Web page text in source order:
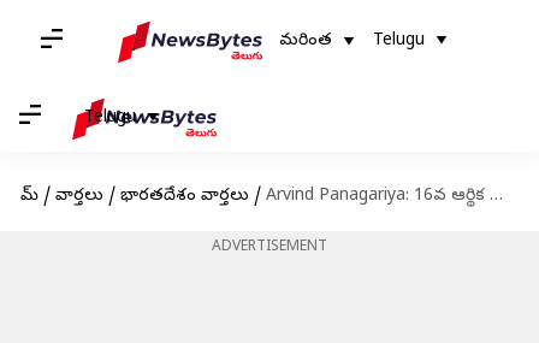
మరింత Telugu
Telugu
హోమ్ / వార్తలు / భారతదేశం వార్తలు / Arvind Panagariya: 16వ ఆర్థిక సంఘం చైర్మన్‌గా అరవింద్ పనగాఢియా నియామకం
ADVERTISEMENT